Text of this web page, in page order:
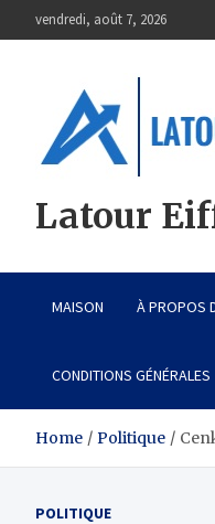
to
vendredi, août 7, 2026
Latour
MAISON À PROPOS
CONDITIONS GÉNÉRALES
Home Politique
POLITIQUE